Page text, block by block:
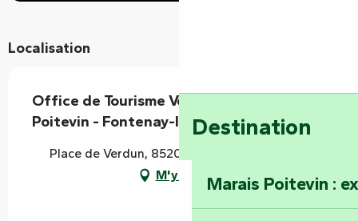
Destination
Marais Poitevin :
Localisation
Office de Tourisme Vendée Marais
Poitevin - Fontenay-le-Comte
Place de Verdun, 85200 Fontenay-le-Comte
M'y rendre